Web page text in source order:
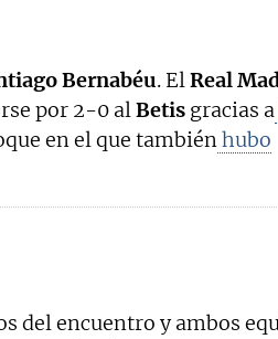
Bernabéu. ElReal
por 2-0 alBetis gracias a
en el que tambiénhubo
del encuentro y ambos